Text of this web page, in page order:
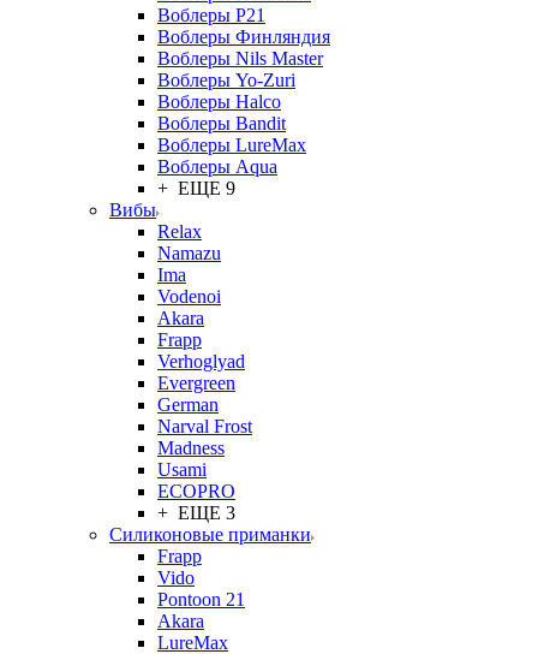
Воблеры P21
Воблеры Финляндия
Воблеры Nils Master
Воблеры Yo-Zuri
Воблеры Halco
Воблеры Bandit
Воблеры LureMax
Воблеры Aqua
+ ЕЩЕ 9
Вибы
Relax
Namazu
Ima
Vodenoi
Akara
Frapp
Verhoglyad
Evergreen
German
Narval Frost
Madness
Usami
ECOPRO
+ ЕЩЕ 3
Силиконовые приманки
Frapp
Vido
Pontoon 21
Akara
LureMax